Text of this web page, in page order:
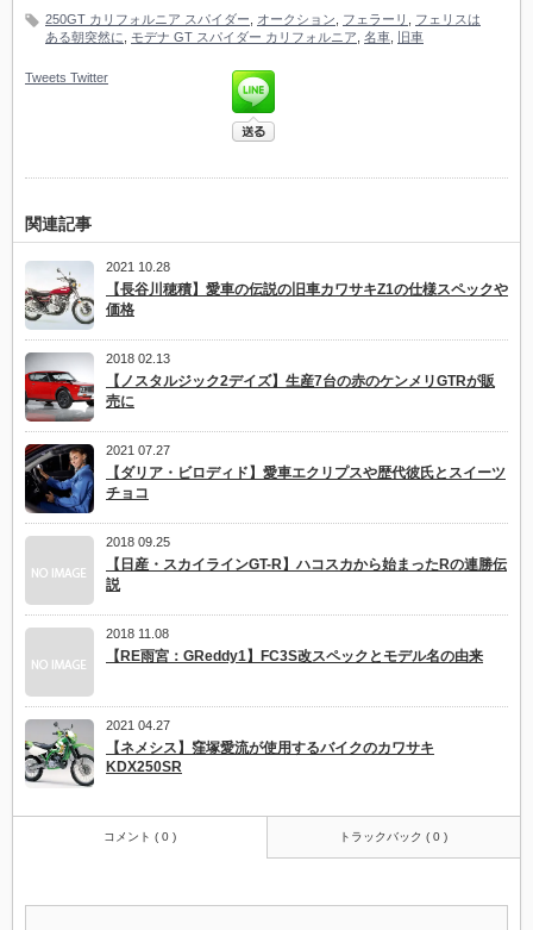
250GT カリフォルニア スパイダー オークション フェラーリ
フェリスは
ある朝突然に
モデナ GT スパイダー カリフォルニア 名車 旧車
Tweets Twitter
関連記事
2021 10.28
【長谷川穂積】愛車の伝説の旧車カワサキZ1の仕様スペックや
価格
2018 02.13
【ノスタルジック2デイズ】生産7台の赤のケンメリGTRが販
売に
2021 07.27
【ダリア・ビロディド】愛車エクリプスや歴代彼氏とスイーツ
チョコ
2018 09.25
【日産・スカイラインGT-R】ハコスカから始まったRの連勝伝
説
2018 11.08
【RE雨宮：GReddy1】FC3S改スペックとモデル名の由来
2021 04.27
【ネメシス】窪塚愛流が使用するバイクのカワサキ
KDX250SR
コメント ( 0 ) トラックバック ( 0 )